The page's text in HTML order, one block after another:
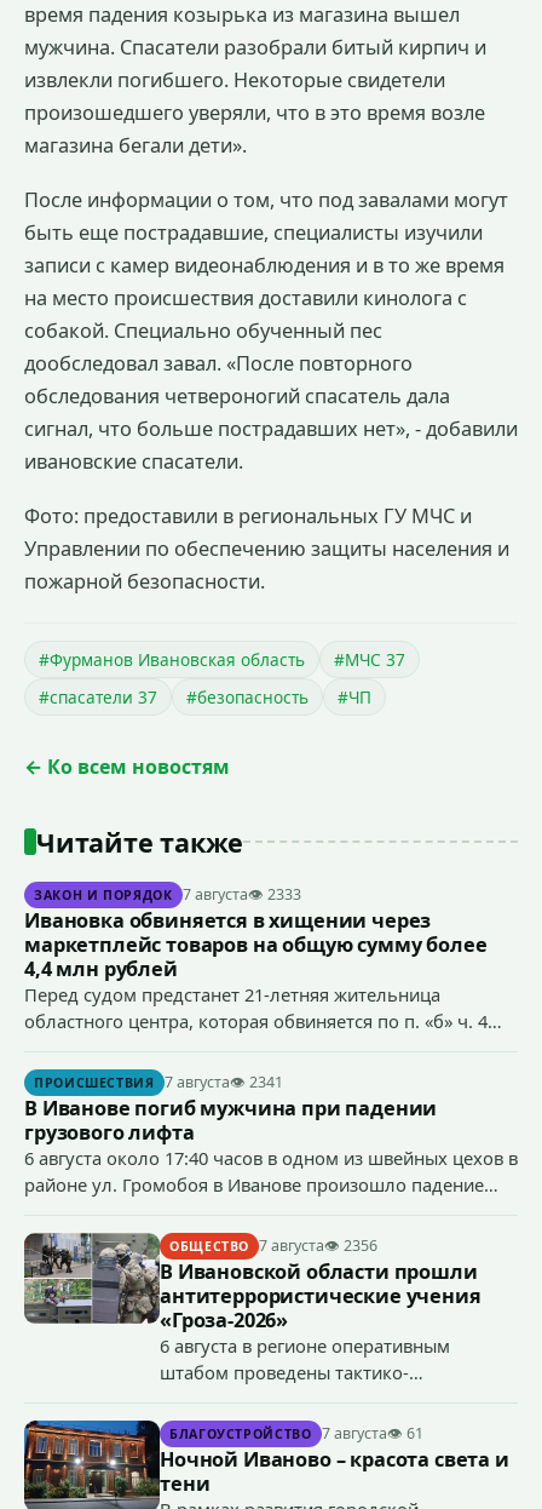
время падения козырька из магазина вышел
мужчина. Спасатели разобрали битый кирпич и
извлекли погибшего. Некоторые свидетели
произошедшего уверяли, что в это время возле
магазина бегали дети».
После информации о том, что под завалами могут
быть еще пострадавшие, специалисты изучили
записи с камер видеонаблюдения и в то же время
на место происшествия доставили кинолога с
собакой. Специально обученный пес
дообследовал завал. «После повторного
обследования четвероногий спасатель дала
сигнал, что больше пострадавших нет», - добавили
ивановские спасатели.
Фото: предоставили в региональных ГУ МЧС и
Управлении по обеспечению защиты населения и
пожарной безопасности.
#Фурманов Ивановская область
#МЧС 37
#спасатели 37
#безопасность #ЧП
← Ко всем новостям
Читайте также
ЗАКОН И ПОРЯДОК 7 августа👁 2333
Ивановка обвиняется в хищении через
маркетплейс товаров на общую сумму более
4,4 млн рублей
Перед судом предстанет 21-летняя жительница
областного центра, которая обвиняется по п. «б» ч. 4
сумму более 4,4 млн рублей через маркетплейс.
ПРОИСШЕСТВИЯ 7 августа👁 2341
В Иванове погиб мужчина при падении
грузового лифта
6 августа около 17:40 часов в одном из швейных цехов в
районе ул. Громобоя в Иванове произошло падение
ОБЩЕСТВО 7 августа👁 2356
В Ивановской области прошли
антитеррористические учения
«Гроза-2026»
6 августа в регионе оперативным
штабом проведены тактико-
террористического акта на объекте
органов государственной власти.
«Гроза-2026».
БЛАГОУСТРОЙСТВО 7 августа👁 61
Ночной Иваново – красота света и
тени